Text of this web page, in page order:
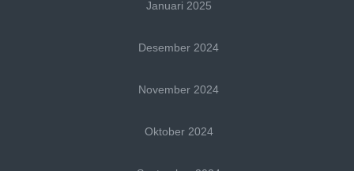
Januari 2025
Desember 2024
November 2024
Oktober 2024